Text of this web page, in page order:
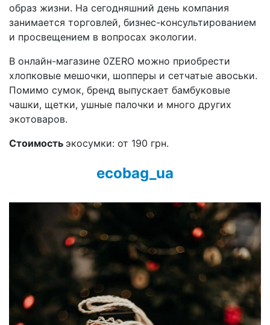
образ жизни. На сегодняшний день компания
занимается торговлей, бизнес-консультированием
и просвещением в вопросах экологии.
В онлайн-магазине 0ZERO можно приобрести
хлопковые мешочки, шопперы и сетчатые авоськи.
Помимо сумок, бренд выпускает бамбуковые
чашки, щетки, ушные палочки и много других
экотоваров.
Стоимость экосумки: от 190 грн.
ecobag_ua